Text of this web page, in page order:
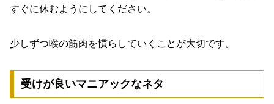
すぐに休むようにしてください。
少しずつ喉の筋肉を慣らしていくことが大切です。
受けが良いマニアックなネタ